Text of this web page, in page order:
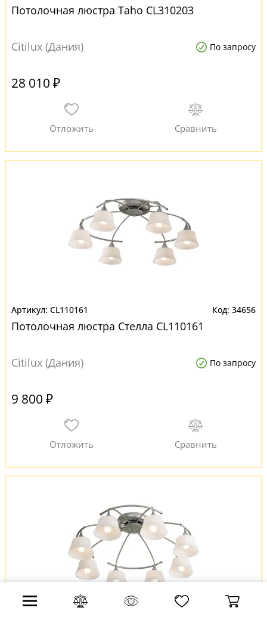
Потолочная люстра Taho CL310203
Citilux (Дания) По запросу
28 010 ₽
CL110161 34656
Потолочная люстра Стелла CL110161
Citilux (Дания) По запросу
9 800 ₽